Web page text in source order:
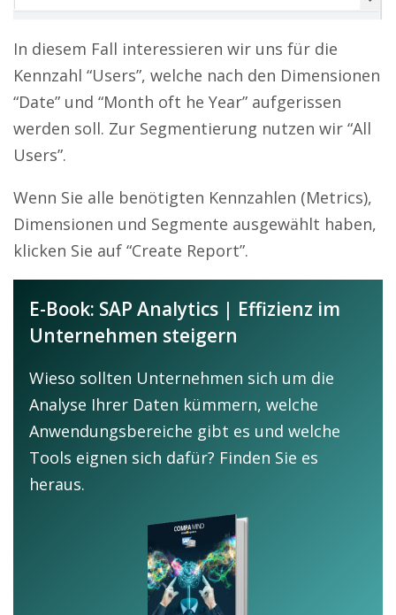
In diesem Fall interessieren wir uns für die
Kennzahl “Users”, welche nach den Dimensionen
“Date” und “Month oft he Year” aufgerissen
werden soll. Zur Segmentierung nutzen wir “All
Users”.
Wenn Sie alle benötigten Kennzahlen (Metrics),
Dimensionen und Segmente ausgewählt haben,
klicken Sie auf “Create Report”.
E-Book: SAP Analytics | Effizienz im
Unternehmen steigern
Wieso sollten Unternehmen sich um die
Analyse Ihrer Daten kümmern, welche
Anwendungsbereiche gibt es und welche
Tools eignen sich dafür? Finden Sie es
heraus.